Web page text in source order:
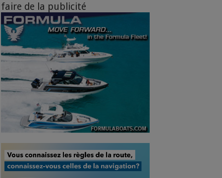
faire de la publicité